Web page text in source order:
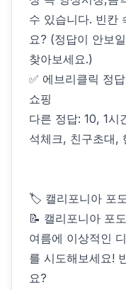
수 있습니다. 빈칸
요? (정답이 안보
찾아보세요.)
✅ 에브리클릭 정답
쇼핑
다른 정답: 10, 1시
석체크, 친구초대,
🏷 캘리포니아 포
📝 캘리포니아 포
여름에 이상적인
를 시도해보세요!
요?